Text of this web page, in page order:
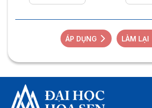
ÁP DỤNG LÀM LẠI